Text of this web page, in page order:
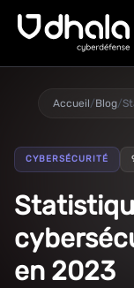
Accueil/Blog/
CYBERSÉCURITÉ
en 2023